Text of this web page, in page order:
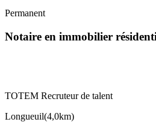
Permanent
Notaire en immobilier
TOTEM Recruteur de talent
Longueuil(4,0km)